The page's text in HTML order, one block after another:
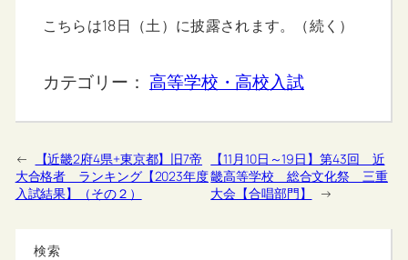
こちらは18日（土）に披露されます。（続く）
カテゴリー： 高等学校・高校入試
←
【近畿2府4県+東京都】旧7帝
大合格者 ランキング【2023年度
入試結果】（その２）
【11月10日～19日】第43回 近
畿高等学校 総合文化祭 三重
大会【合唱部門】
→
検索